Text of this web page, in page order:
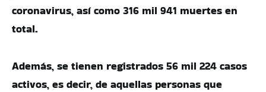
coronavirus, así como 316 mil 941 muertes en
total.
Además, se tienen registrados 56 mil 224 casos
activos, es decir, de aquellas personas que